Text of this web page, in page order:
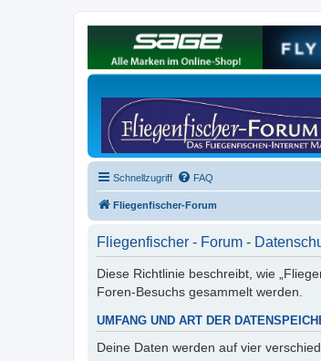
Schnellzugriff FAQ
Fliegenfischer-Forum
Fliegenfischer - Forum -
Diese Richtlinie beschreibt, wie
Foren-Besuchs gesammelt werden.
UMFANG UND ART DER
Deine Daten werden auf vier